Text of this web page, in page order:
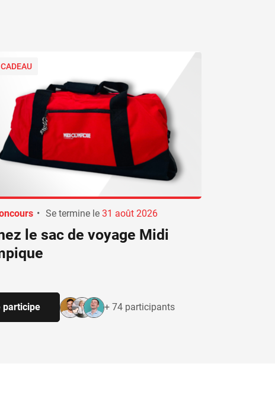
CADEAU
• Se termine le 31 août 2026
le sac de voyage Midi
participe + 74 participants